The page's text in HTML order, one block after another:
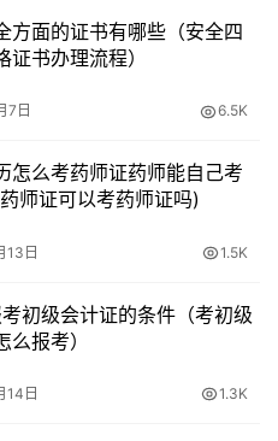
月、12月第三周周末进行考
脑需要配备摄像头。
方面的证书有哪些（安全四
证书办理流程）
7日 6.5K
怎么考药师证药师能自己考
师证可以考药师证吗)
13日 1.5K
初级会计证的条件（考初级
么报考）
14日 1.3K